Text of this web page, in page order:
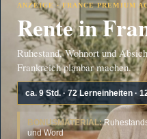
ANZEIGE · FRANCE PREMIUM
Rente in
Ruhestand, Wohnort und
Frankreich planbar machen.
ca. 9 Std. · 72 Lerneinheiten ·
BONUSMATERIAL:
und Word